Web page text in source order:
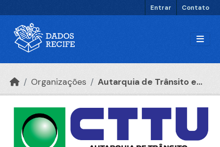
Entrar Contato
Organizações Autarquia de Trânsito e...